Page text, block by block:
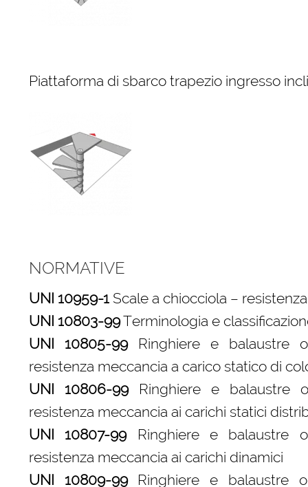
Piattaforma di sbarco trapezio ingresso
NORMATIVE
UNI 10959-1Scale a chiocciola –
UNI 10803-99Terminologia e
UNI 10805-99Ringhiere e balaustre o
resistenza meccancia a carico statico di
UNI 10806-99Ringhiere e balaustre o
resistenza meccancia ai carichi statici
UNI 10807-99Ringhiere e balaustre o
resistenza meccancia ai carichi dinamici
UNI 10809-99Ringhiere e balaustre o